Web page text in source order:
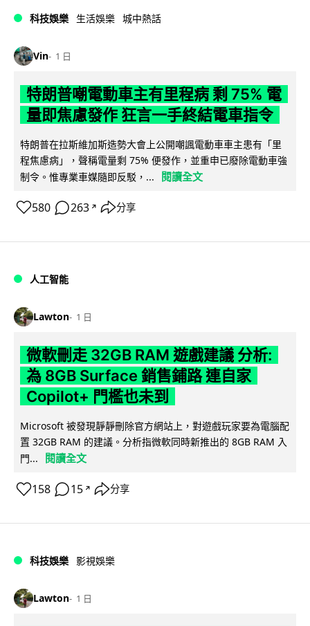
科技娛樂 生活娛樂 城中熱話
Vin 1 日
特朗普嘲電動車主有里程病 剩 75% 電
量即焦慮發作 狂言一手終結電車指令
特朗普在拉斯維加斯造勢大會上公開嘲諷電動車車主患有「里
程焦慮病」，聲稱電量剩 75% 便發作，並重申已廢除電動車強
制令。惟專業車媒隨即反駁，...
閱讀全文
580 263 ↗ 分享
人工智能
Lawton 1 日
微軟刪走 32GB RAM 遊戲建議 分析:
為 8GB Surface 銷售鋪路 連自家
Copilot+ 門檻也未到
Microsoft 被發現靜靜刪除官方網站上，對遊戲玩家要為電腦配
置 32GB RAM 的建議。分析指微軟同時新推出的 8GB RAM 入
門...
閱讀全文
158 15 ↗ 分享
科技娛樂 影視娛樂
Lawton 1 日